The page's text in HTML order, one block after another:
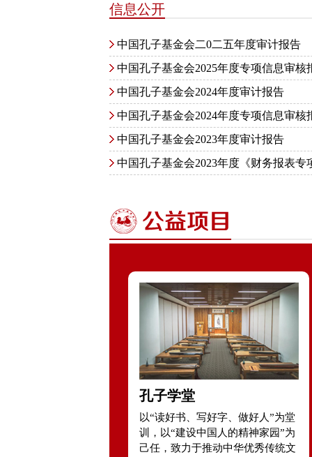
信息公开
中国孔子基金会二0二五年度审计报告
中国孔子基金会2025年度专项信息审核
中国孔子基金会2024年度审计报告
中国孔子基金会2024年度专项信息审核
中国孔子基金会2023年度审计报告
中国孔子基金会2023年度《财务报表专
孔子学堂
以“读好书、写好字、做好人”为堂
训，以“建设中国人的精神家园”为
己任，致力于推动中华优秀传统文